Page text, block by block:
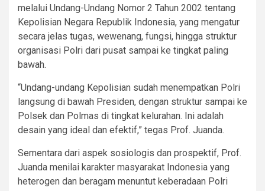
melalui Undang-Undang Nomor 2 Tahun 2002 tentang
Kepolisian Negara Republik Indonesia, yang mengatur
secara jelas tugas, wewenang, fungsi, hingga struktur
organisasi Polri dari pusat sampai ke tingkat paling
bawah.
“Undang-undang Kepolisian sudah menempatkan Polri
langsung di bawah Presiden, dengan struktur sampai ke
Polsek dan Polmas di tingkat kelurahan. Ini adalah
desain yang ideal dan efektif,” tegas Prof. Juanda.
Sementara dari aspek sosiologis dan prospektif, Prof.
Juanda menilai karakter masyarakat Indonesia yang
heterogen dan beragam menuntut keberadaan Polri